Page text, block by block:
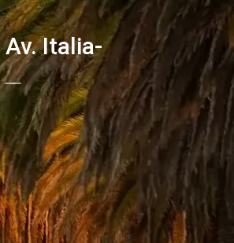
Av. Italia-
online
Tus